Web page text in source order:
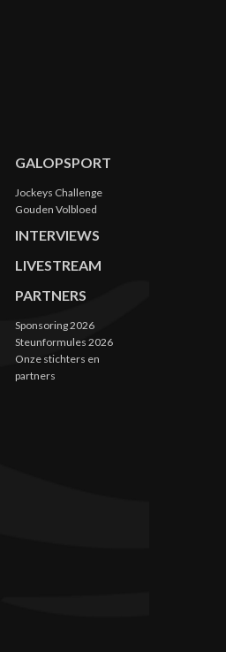
GALOPSPORT
Jockeys Challenge
Gouden Volbloed
INTERVIEWS
LIVESTREAM
PARTNERS
Sponsoring 2026
Steunformules 2026
Onze stichters en
partners